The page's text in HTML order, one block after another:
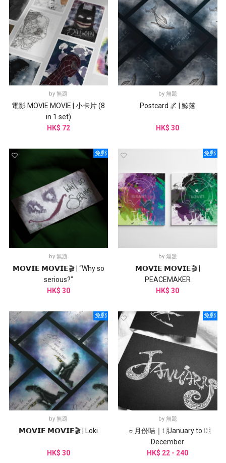
by無題
電影 MOVIE MOVIE | 小卡片 (8
in 1 set)
HK$ 72
by 無題
Postcard 🌌 | 鯨落
HK$ 30
免郵
by無題
𝗠𝗢𝗩𝗜𝗘 𝗠𝗢𝗩𝗜𝗘🎬 | “Why so
serious?”
HK$ 30
免郵
by 無題
𝗠𝗢𝗩𝗜𝗘 𝗠𝗢𝗩𝗜𝗘🎬 |
PEACEMAKER
HK$ 30
免郵
by無題
𝗠𝗢𝗩𝗜𝗘 𝗠𝗢𝗩𝗜𝗘🎬 | Loki
HK$ 30
免郵
by 無題
☼月份咭｜㋀ January to ㋋
December
HK$ 22 - 240